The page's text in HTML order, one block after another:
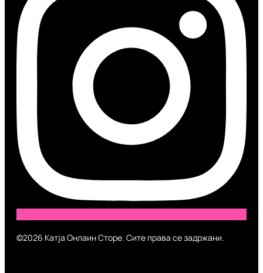
©2026 Катја Онлаин Сторе. Сите права се задржани.